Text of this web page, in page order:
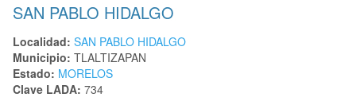
SAN PABLO HIDALGO
Localidad: SAN PABLO HIDALGO
Municipio: TLALTIZAPAN
Estado: MORELOS
Clave LADA: 734